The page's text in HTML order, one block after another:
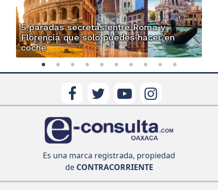
5 paradas secretas entre Roma y
Florencia que solo puedes hacer en
coche
Es una marca registrada, propiedad
deCONTRACORRIENTE